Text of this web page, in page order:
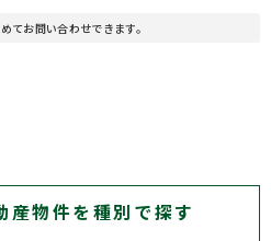
てお問い合わせできます。
産物件を種別で探す